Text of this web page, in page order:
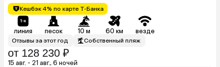
Кешбэк 4% по карте Т-Банка
линия песок 10 м 60 км везде
Отзывы за этот год Собственный пляж
от 128 230 ₽
15 авг. - 21 авг., 6 ночей